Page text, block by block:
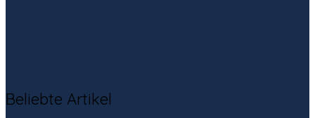
Beliebte Artikel